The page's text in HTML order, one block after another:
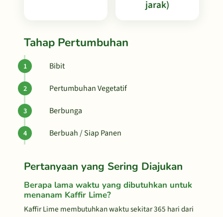
jarak)
Tahap Pertumbuhan
Bibit
Pertumbuhan Vegetatif
Berbunga
Berbuah / Siap Panen
Pertanyaan yang Sering Diajukan
Berapa lama waktu yang dibutuhkan untuk
menanam Kaffir Lime?
Kaffir Lime membutuhkan waktu sekitar 365 hari dari